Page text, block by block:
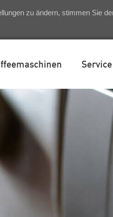
zu ändern, stimmen Sie
Service